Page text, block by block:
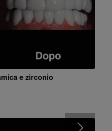
e zirconio